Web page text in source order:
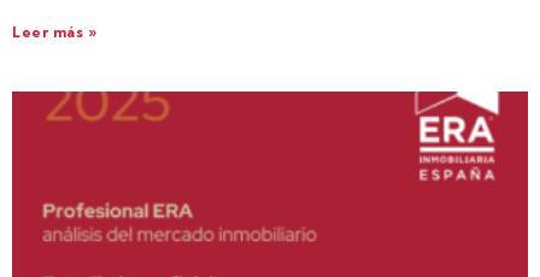
Leer más »